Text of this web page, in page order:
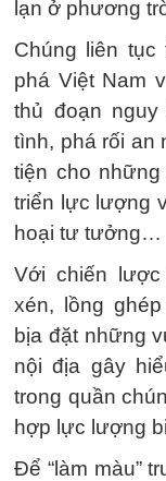
lạn ở phương
Chúng liên tục
phá Việt Nam
thủ đoạn
tình, phá rối an
tiện cho
triển lực lượng
hoại tư tưởng…
Với chiến
xén, lồng
bịa đặt những
nội địa gây
trong quần
hợp lực lượng
Để “làm màu”